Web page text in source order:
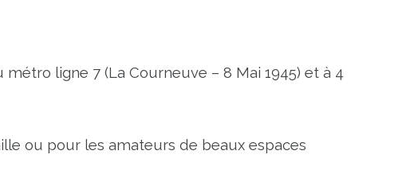
ligne 7 (La Courneuve – 8 Mai 1945) et à 4
ou pour les amateurs de beaux espaces